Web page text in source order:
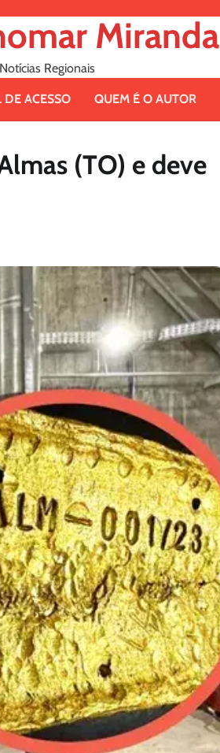
Miranda
Notícias Regionais
DE ACESSO QUEM É O AUTOR
(TO) e deve